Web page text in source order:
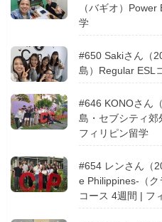
（バギオ）
学
#650 Sakiさん（
島）Regular ESL
#646 KONOさん
島・セブシティ
フィリピン留学
#654 レンさん（
e Philippines-（ク
コース 4週間 | フ